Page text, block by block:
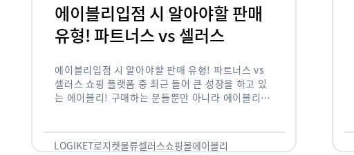
에이블리입점 시 알아야할 판매
유형! 파트너스 vs 셀러스
에이블리입점 시 알아야할 판매 유형! 파트너스 vs
셀러스 쇼핑 플랫폼 중 최근 들어 큰 성장을 하고 있
는 에이블리! 구매하는 분들뿐만 아니라 에이블리에
LOGIKET로지켓물류셀러스쇼핑몰에이블리